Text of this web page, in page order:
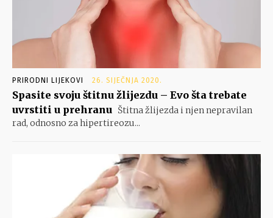
PRIRODNI LIJEKOVI 26. SIJEČNJA 2020.
Spasite svoju štitnu žlijezdu – Evo šta trebate
uvrstiti u prehranu Štitna žlijezda i njen nepravilan
rad, odnosno za hipertireozu...